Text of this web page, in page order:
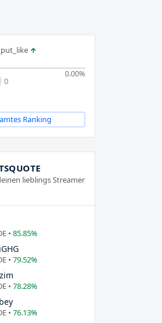
0.00%
0
Ranking
lieblings Streamer
• 85.85%
• 79.52%
• 78.28%
• 76.13%